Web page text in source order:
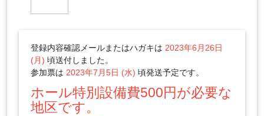
登録内容確認メールまたはハガキは 2023年6月26日
(月) 頃送付しました。
参加票は 2023年7月5日 (水) 頃発送予定です。
ホール特別設備費500円が必要な
地区です。